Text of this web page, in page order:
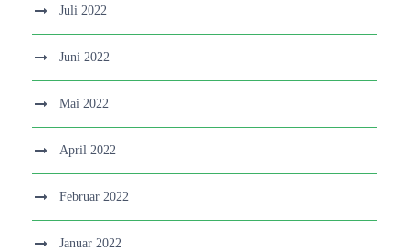
Juli 2022
Juni 2022
Mai 2022
April 2022
Februar 2022
Januar 2022